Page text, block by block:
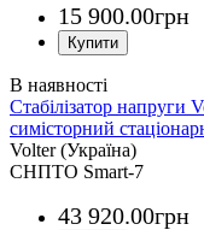
15 900.00грн
Стабілізатор
симісторний
Volter (Україна)
СНПТО Smart-7
43 920.00грн